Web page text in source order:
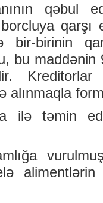
qəbul
borcluya
bir-birinin
bu maddənin
Kreditorlar
alınmaqla
ilə təmin
alimentlərin